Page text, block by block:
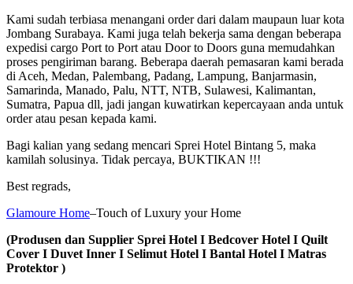
Kami sudah terbiasa menangani order dari dalam maupaun luar kota
Jombang Surabaya. Kami juga telah bekerja sama dengan beberapa
expedisi cargo Port to Port atau Door to Doors guna memudahkan
proses pengiriman barang. Beberapa daerah pemasaran kami berada
di Aceh, Medan, Palembang, Padang, Lampung, Banjarmasin,
Samarinda, Manado, Palu, NTT, NTB, Sulawesi, Kalimantan,
Sumatra, Papua dll, jadi jangan kuwatirkan kepercayaan anda untuk
order atau pesan kepada kami.
Bagi kalian yang sedang mencari Sprei Hotel Bintang 5, maka
kamilah solusinya. Tidak percaya, BUKTIKAN !!!
Best regrads,
Glamoure Home–Touch of Luxury your Home
(Produsen dan Supplier Sprei Hotel I Bedcover Hotel I Quilt
Cover I Duvet Inner I Selimut Hotel I Bantal Hotel I Matras
Protektor )